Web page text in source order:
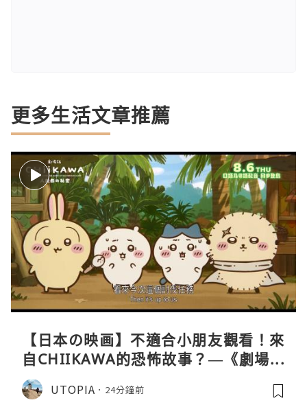
更多生活文章推薦
【日本の映画】不適合小朋友觀看！來
自CHIIKAWA的恐怖故事？—《劇場版
CHIIKAWA 人魚島的秘密》
UTOPIA 24分鐘前